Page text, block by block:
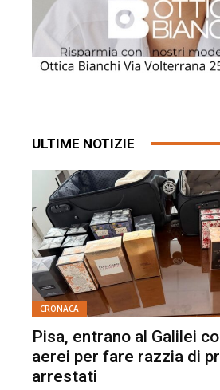
ULTIME NOTIZIE
CRONACA
Pisa, entrano al Galilei
aerei per fare razzia di
arrestati